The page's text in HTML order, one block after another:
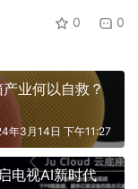
0 0
业何以自救？
年3月14日 下午11:27
电视AI新时代